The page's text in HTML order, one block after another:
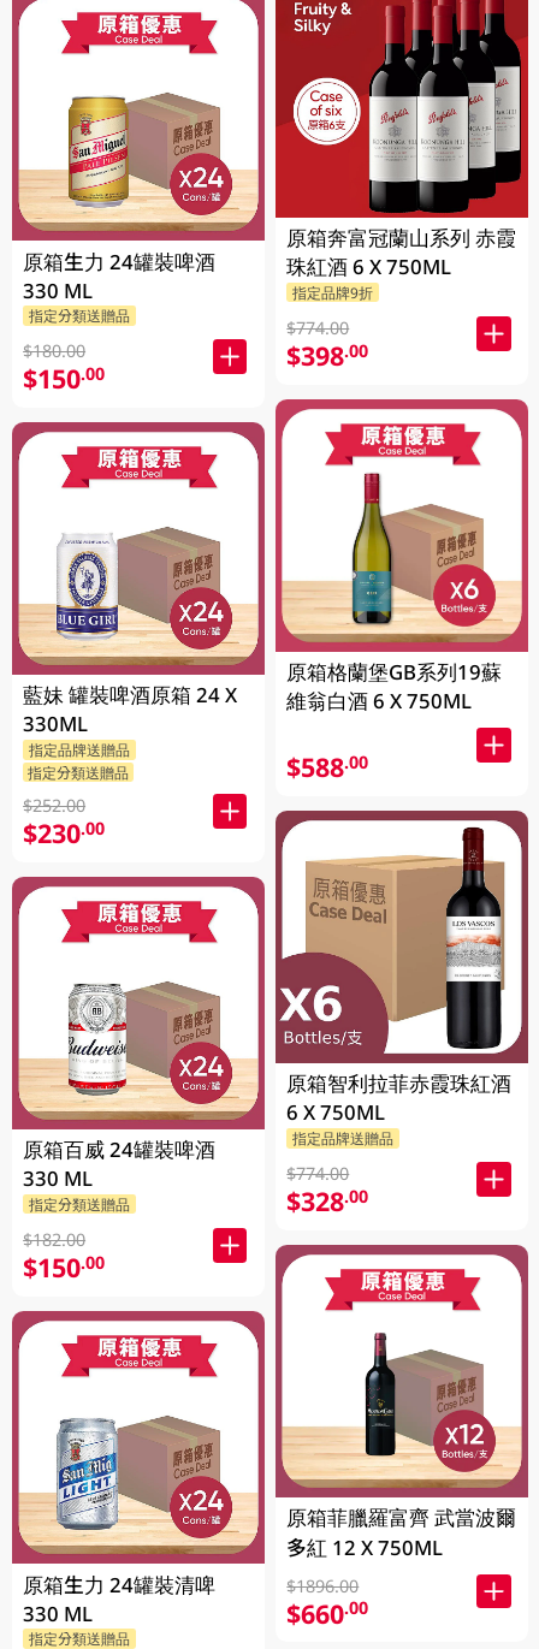
原箱生力 24罐裝啤酒
330 ML
指定分類送贈品
$180.00
$150.00
藍妹 罐裝啤酒原箱 24 X
330ML
指定品牌送贈品
指定分類送贈品
$252.00
$230.00
原箱百威 24罐裝啤酒
330 ML
指定分類送贈品
$182.00
$150.00
原箱生力 24罐裝清啤
330 ML
指定分類送贈品
原箱奔富冠蘭山系列 赤霞
珠紅酒 6 X 750ML
指定品牌9折
$774.00
$398.00
原箱格蘭堡GB系列19蘇
維翁白酒 6 X 750ML
$588.00
原箱智利拉菲赤霞珠紅酒
6 X 750ML
指定品牌送贈品
$774.00
$328.00
原箱菲臘羅富齊 武當波爾
多紅 12 X 750ML
$1896.00
$660.00